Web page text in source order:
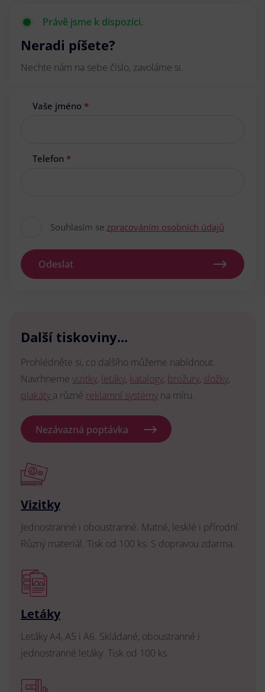
Právě jsme k dispozici.
Neradi píšete?
Nechte nám na sebe číslo, zavoláme si.
Vaše jméno *
Telefon *
Souhlasím se zpracováním osobních údajů
Odeslat
Další tiskoviny...
Prohlédněte si, co dalšího můžeme nabídnout.
Navrhneme vizitky, letáky, katalogy, brožury, složky,
plakáty a různé reklamní systémy na míru.
Nezávazná poptávka
Vizitky
Jednostranné i oboustranné. Matné, lesklé i přírodní.
Různý materiál. Tisk od 100 ks. S dopravou zdarma.
Letáky
Letáky A4, A5 i A6. Skládané, oboustranné i
jednostranné letáky. Tisk od 100 ks.